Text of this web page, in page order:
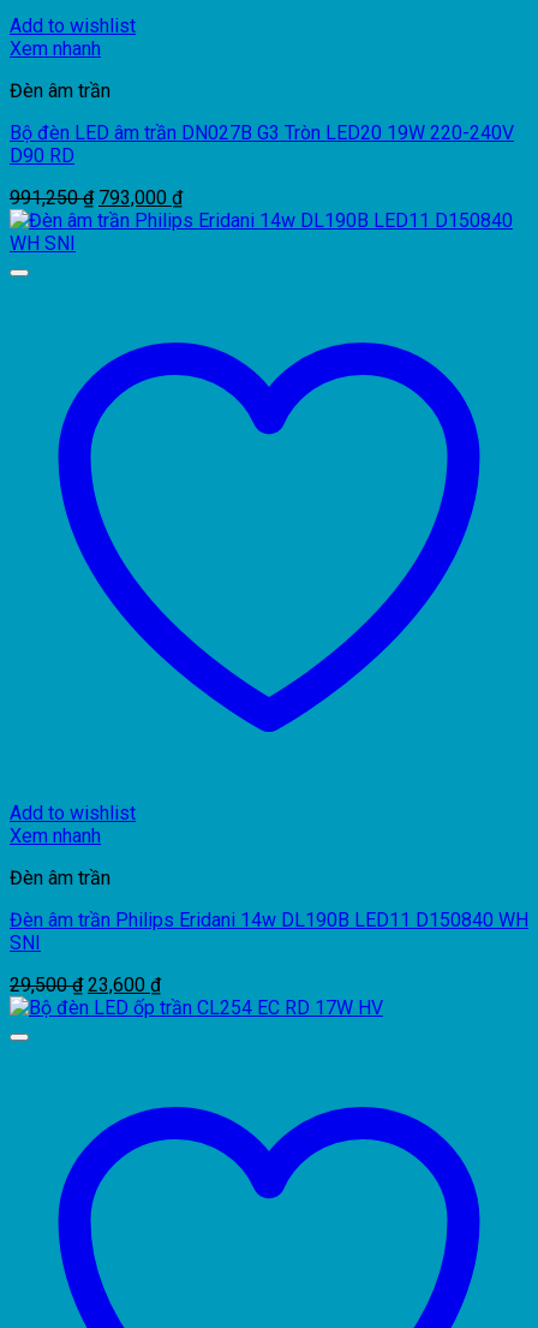
Add to wishlist
Xem nhanh
Đèn âm trần
Bộ đèn LED âm trần DN027B G3 Tròn LED20 19W 220-240V
D90 RD
991,250₫ Giá
gốc
793,000 ₫Giá
hiện
Add to wishlist
Xem nhanh
Đèn âm trần
Đèn âm trần Philips Eridani 14w DL190B LED11 D150840 WH
SNI
29,500₫ Giá
gốc
23,600 ₫Giá
hiện